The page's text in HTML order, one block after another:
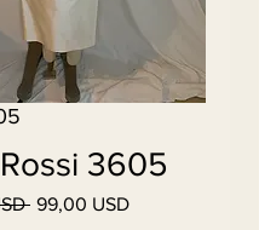
3605
Vanlig
99,00 USDSalgspris